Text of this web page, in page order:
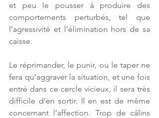
et peu le pousser à produire des
comportements perturbés, tel que
l’agressivité et l’élimination hors de sa
caisse.
Le réprimander, le punir, ou le taper ne
fera qu’aggraver la situation, et une fois
entré dans ce cercle vicieux, il sera très
difficile d’en sortir. Il en est de même
concernant l’affection. Trop de câlins